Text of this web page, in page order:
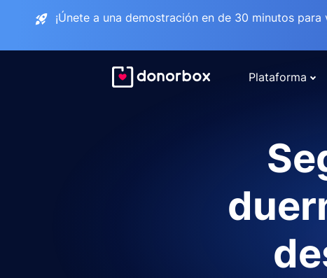
¡Únete a una demostración en de 30 minutos
Plataforma